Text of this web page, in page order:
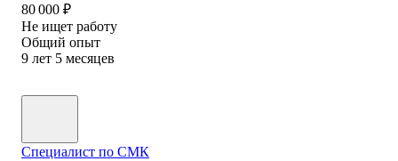
80 000 ₽
Не ищет работу
Общий опыт
9 лет 5 месяцев
Специалист по СМК